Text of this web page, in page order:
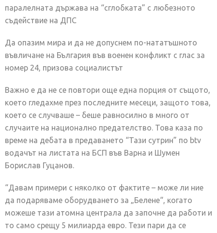
паралелната държава на “сглобката” с любезното
съдействие на ДПС
Да опазим мира и да не допуснем по-нататъшното
въвличане на България във военен конфликт с глас за
номер 24, призова социалистът
Важно е да не се повтори още една порция от същото,
което гледахме през последните месеци, защото това,
което се случваше – беше равносилно в много от
случаите на национално предателство. Това каза по
време на дебата в предаването “Тази сутрин” по btv
водачът на листата на БСП във Варна и Шумен
Борислав Гуцанов.
“Давам примери с няколко от фактите – може ли ние
да подаряваме оборудването за „Белене“, когато
можеше тази атомна централа да започне да работи и
то само срещу 5 милиарда евро. Тези пари да се